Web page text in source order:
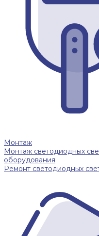
Монтаж
Монтаж светодиодных
оборудования
Ремонт светодиодных